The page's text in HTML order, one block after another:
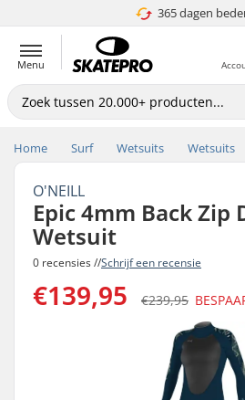
365 dagen
4.8 van 5
Menu
Home Surf Wetsuits Wetsuits
O'NEILL
Epic 4mm Back Zip
Wetsuit
0 recensies //Schrijf een recensie
€139,95 €239,95